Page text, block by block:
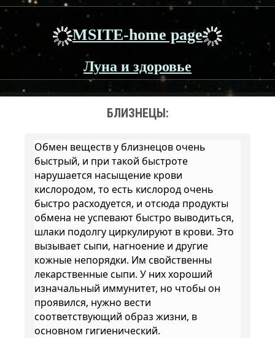
MSITE-home page
Луна и здоровье
БЛИЗНЕЦЫ:
Обмен веществ у близнецов очень
быстрый, и при такой быстроте
нарушается насыщение крови
кислородом, то есть кислород очень
быстро расходуется, и отсюда продукты
обмена не успевают быстро выводиться,
шлаки подолгу циркулируют в крови. Это
вызывает сыпи, нагноение и другие
кожные непорядки. Им свойственны
лекарственные сыпи. У них хороший
изначальный иммунитет, но чтобы он
проявился, нужно вести
соответствующий образ жизни, в
основном гигиенический.